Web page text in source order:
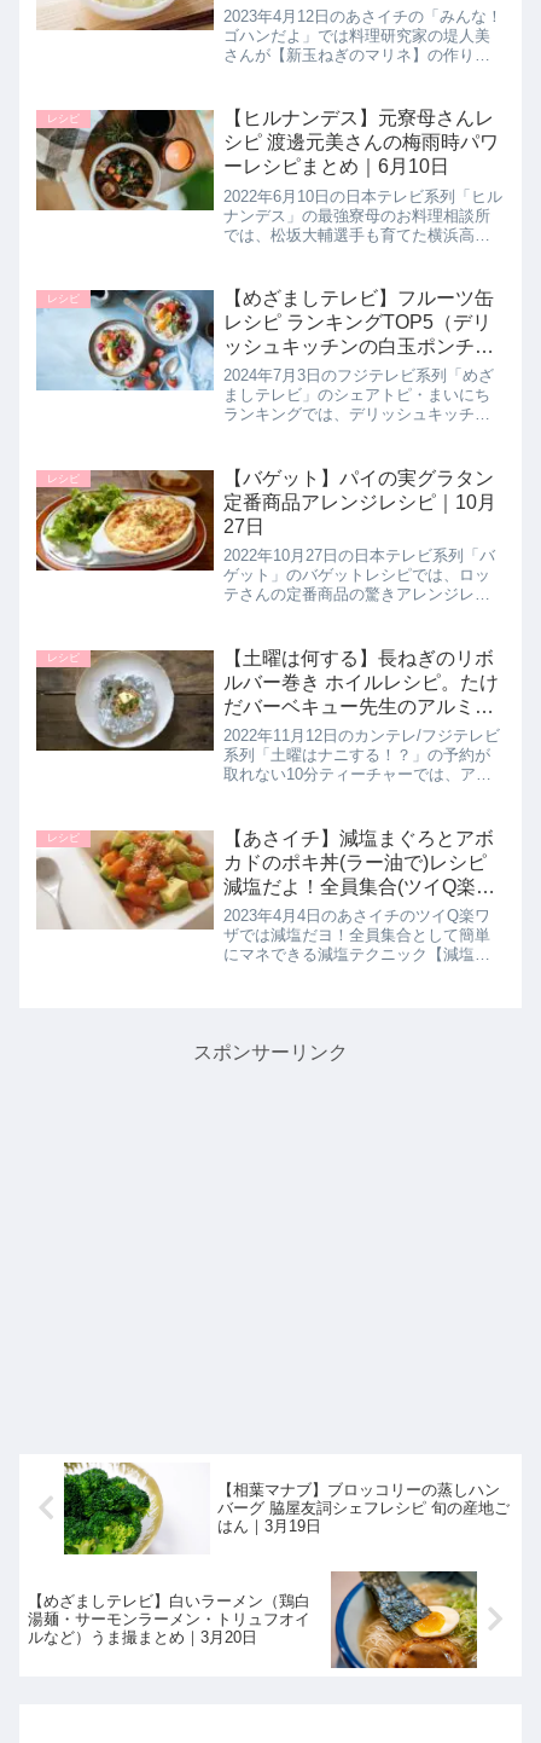
2023年4月12日のあさイチの「みんな！
ゴハンだよ」では料理研究家の堤人美
さんが【新玉ねぎのマリネ】の作り方
にのせて食べるのがオススメ！>>あさ
イチ記事一覧はこちら▼同日に...
レシピ
【ヒルナンデス】元寮母さんレ
シピ 渡邊元美さんの梅雨時パワ
ーレシピまとめ｜6月10日
2022年6月10日の日本テレビ系列「ヒル
ナンデス」の最強寮母のお料理相談所
では、松坂大輔選手も育てた横浜高校
ュームたっぷりのレシピを教えてくれ
たので詳しく紹介します。>>...
レシピ
【めざましテレビ】フルーツ缶
レシピ ランキングTOP5（デリ
ッシュキッチンの白玉ポンチゼ
リーなど）まいにちランキング
｜7月3日
2024年7月3日のフジテレビ系列「めざ
ましテレビ」のシェアトピ・まいにち
ランキングでは、デリッシュキッチン
く紹介します。>>めざましテレビ記事
一覧はこちらデリッシュキ...
レシピ
【バゲット】パイの実グラタン
定番商品アレンジレシピ｜10月
27日
2022年10月27日の日本テレビ系列「バ
ゲット」のバゲットレシピでは、ロッ
テさんの定番商品の驚きアレンジレシ
ので詳しく紹介します。>>バゲット記
事一覧はこちらパイの実ロッ...
レシピ
【土曜は何する】長ねぎのリボ
ルバー巻き ホイルレシピ。たけ
だバーベキュー先生のアルミホ
イルレシピ 10分ティーチャー｜
11月12日
2022年11月12日のカンテレ/フジテレビ
系列「土曜はナニする！？」の予約が
取れない10分ティーチャーでは、アウ
ぎのリボルバー巻き】の作り方を教え
てくれたので詳しく紹介し...
レシピ
【あさイチ】減塩まぐろとアボ
カドのポキ丼(ラー油で)レシピ
減塩だよ！全員集合(ツイQ楽ワ
ザ)4月4日
2023年4月4日のあさイチのツイQ楽ワ
ザでは減塩だヨ！全員集合として簡単
にマネできる減塩テクニック【減塩ま
スポンサーリンク
【相葉マナブ】ブロッコリーの蒸しハン
バーグ 脇屋友詞シェフレシピ 旬の産地ご
はん｜3月19日
【めざましテレビ】白いラーメン（鶏白
湯麺・サーモンラーメン・トリュフオイ
ルなど）うま撮まとめ｜3月20日